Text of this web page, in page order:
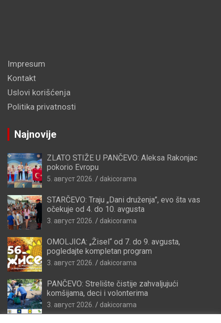
Impresum
Kontakt
Uslovi korišćenja
Politika privatnosti
Najnovije
ZLATO STIŽE U PANČEVO: Aleksa Rakonjac
pokorio Evropu
5. август 2026. dakicorama
STARČEVO: Traju „Dani druženja”, evo šta vas
očekuje od 4. do 10. avgusta
3. август 2026. dakicorama
OMOLJICA: „Žisel“ od 7. do 9. avgusta,
pogledajte kompletan program
3. август 2026. dakicorama
PANČEVO: Strelište čistije zahvaljujući
komšijama, deci i volonterima
3. август 2026. dakicorama